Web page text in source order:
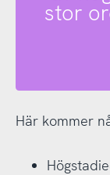
stor
Här kommer